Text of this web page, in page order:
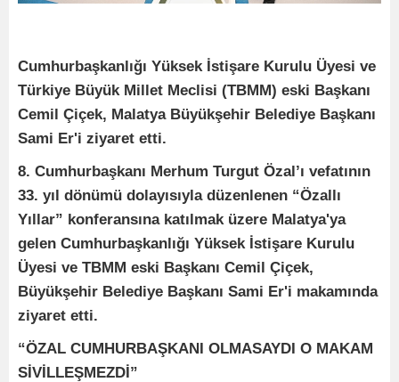
Cumhurbaşkanlığı Yüksek İstişare Kurulu Üyesi ve
Türkiye Büyük Millet Meclisi (TBMM) eski Başkanı
Cemil Çiçek, Malatya Büyükşehir Belediye Başkanı
Sami Er'i ziyaret etti.
8. Cumhurbaşkanı Merhum Turgut Özal’ı vefatının
33. yıl dönümü dolayısıyla düzenlenen “Özallı
Yıllar” konferansına katılmak üzere Malatya'ya
gelen Cumhurbaşkanlığı Yüksek İstişare Kurulu
Üyesi ve TBMM eski Başkanı Cemil Çiçek,
Büyükşehir Belediye Başkanı Sami Er'i makamında
ziyaret etti.
“ÖZAL CUMHURBAŞKANI OLMASAYDI O MAKAM
SİVİLLEŞMEZDİ”